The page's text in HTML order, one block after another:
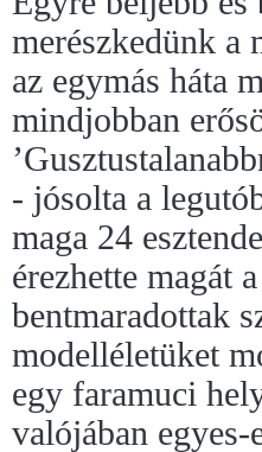
merészkedünk a
az egymás háta
mindjobban
- jósolta a
maga 24
érezhette magát a
bentmaradottak
modelléletüket
egy faramuci
valójában